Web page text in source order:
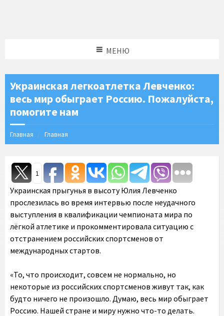
МЕНЮ
Украинская легкоатлетка Левченко:
весь мир обыграет Россию. Пожалуйста,
помогите нам
Главная Главная
1
Украинская прыгунья в высоту Юлия Левченко
прослезилась во время интервью после неудачного
выступления в квалификации чемпионата мира по
лёгкой атлетике и прокомментировала ситуацию с
отстранением российских спортсменов от
международных стартов.
«То, что происходит, совсем не нормально, но
некоторые из российских спортсменов живут так, как
будто ничего не произошло. Думаю, весь мир обыграет
Россию. Нашей стране и миру нужно что-то делать.